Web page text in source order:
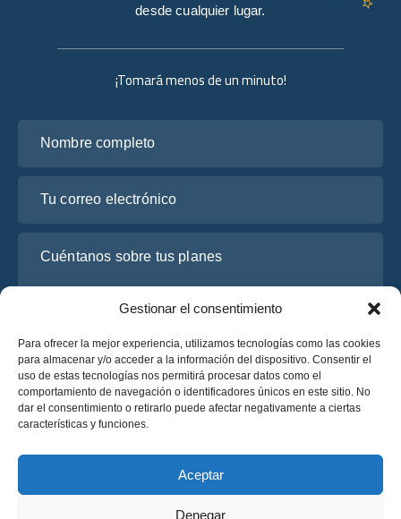
Gestionar el consentimiento
Para ofrecer la mejor experiencia, utilizamos tecnologías como las cookies
para almacenar y/o acceder a la información del dispositivo. Consentir el
uso de estas tecnologías nos permitirá procesar datos como el
comportamiento de navegación o identificadores únicos en este sitio. No
dar el consentimiento o retirarlo puede afectar negativamente a ciertas
características y funciones.
Aceptar
Denegar
¡Tomará menos de un minuto!
He leído y acepto la
Solicite un presupuesto
Solicite un presupuesto
desde cualquier lugar.